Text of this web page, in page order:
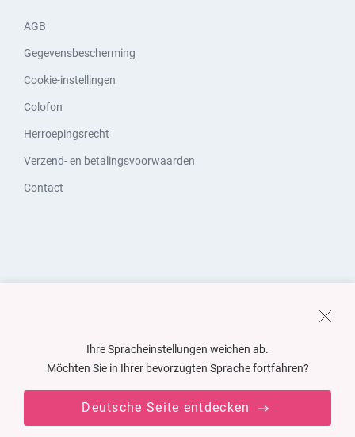
AGB
Gegevensbescherming
Cookie-instellingen
Colofon
Herroepingsrecht
Verzend- en betalingsvoorwaarden
Contact
Ihre Spracheinstellungen weichen ab.
Möchten Sie in Ihrer bevorzugten Sprache fortfahren?
Deutsche Seite entdecken